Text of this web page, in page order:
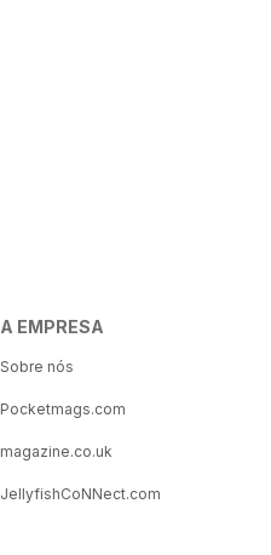
A EMPRESA
Sobre nós
Pocketmags.com
magazine.co.uk
JellyfishCoNNect.com